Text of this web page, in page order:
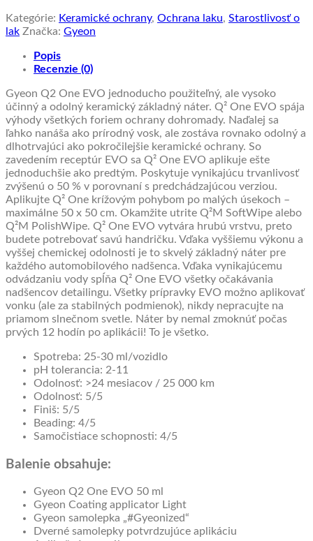
Kategórie: Keramické ochrany, Ochrana laku, Starostlivosť o
lak Značka: Gyeon
Popis
Recenzie (0)
Gyeon Q2 One EVO jednoducho použiteľný, ale vysoko
účinný a odolný keramický základný náter. Q² One EVO spája
výhody všetkých foriem ochrany dohromady. Naďalej sa
ľahko nanáša ako prírodný vosk, ale zostáva rovnako odolný a
dlhotrvajúci ako pokročilejšie keramické ochrany. So
zavedením receptúr EVO sa Q² One EVO aplikuje ešte
jednoduchšie ako predtým. Poskytuje vynikajúcu trvanlivosť
zvýšenú o 50 % v porovnaní s predchádzajúcou verziou.
Aplikujte Q² One krížovým pohybom po malých úsekoch –
maximálne 50 x 50 cm. Okamžite utrite Q²M SoftWipe alebo
Q²M PolishWipe. Q² One EVO vytvára hrubú vrstvu, preto
budete potrebovať savú handričku. Vďaka vyššiemu výkonu a
vyššej chemickej odolnosti je to skvelý základný náter pre
každého automobilového nadšenca. Vďaka vynikajúcemu
odvádzaniu vody spĺňa Q² One EVO všetky očakávania
nadšencov detailingu. Všetky prípravky EVO možno aplikovať
vonku (ale za stabilných podmienok), nikdy nepracujte na
priamom slnečnom svetle. Náter by nemal zmoknúť počas
prvých 12 hodín po aplikácii! To je všetko.
Spotreba: 25-30 ml/vozidlo
pH tolerancia: 2-11
Odolnosť: >24 mesiacov / 25 000 km
Odolnosť: 5/5
Finiš: 5/5
Beading: 4/5
Samočistiace schopnosti: 4/5
Balenie obsahuje:
Gyeon Q2 One EVO 50 ml
Gyeon Coating applicator Light
Gyeon samolepka „#Gyeonized“
Dverné samolepky potvrdzujúce aplikáciu